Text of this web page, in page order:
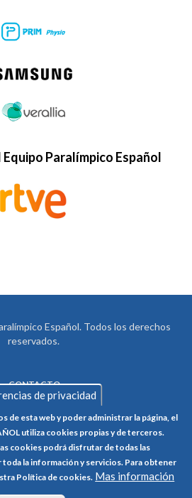
Paralímpico Español
Español. Todos los derechos
reservados.
CONTACTO
DE PRIVACIDAD
DE COOKIES
CANAL ÉTICO
de privacidad
de esta web y poder administrar la página, el
utiliza cookies propias y de terceros.
cookies podrá disfrutar de todas las
toda la información y servicios. Para obtener
Política de cookies. Mas información